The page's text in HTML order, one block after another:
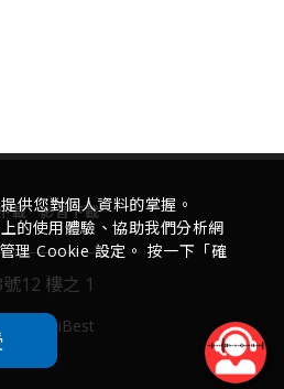
載 影音下載
12 樓之 1
iBest
供您對個人資料的掌握。
的使用體驗、協助我們分析網
理 Cookie 設定。 按一下「確